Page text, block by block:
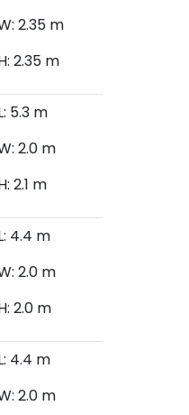
2.35 m
2.35 m
5.3 m
2.0 m
2.1 m
4.4 m
2.0 m
2.0 m
4.4 m
2.0 m